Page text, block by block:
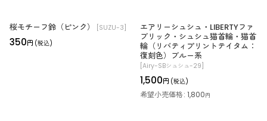
桜モチーフ鈴（ピンク） [SUZU-3]
350円 (税込)
エアリーシュシュ・LIBERTYファ
ブリック・シュシュ猫首輪・猫首
輪（リバティプリントテイタム：
復刻色）ブルー系
[Airy-SBシュシュ-29]
1,500円 (税込)
希望小売価格: 1,800円